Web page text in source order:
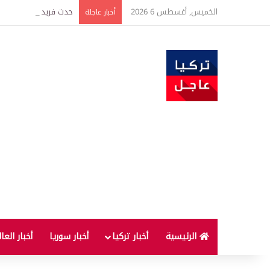
الخميس, أغسطس 6 2026 أخبار عاجلة حدث فريد من نوعه بين
الرئيسية أخبار تركيا أخبار سوريا أخبار